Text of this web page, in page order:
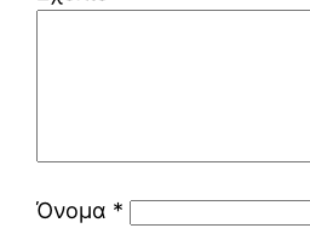
Όνομα *